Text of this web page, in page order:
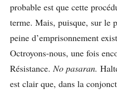
probable est que cette
terme. Mais, puisque, sur le
peine d’emprisonnement
Octroyons-nous, une fois
Résistance.No pasaran.
est clair que, dans la